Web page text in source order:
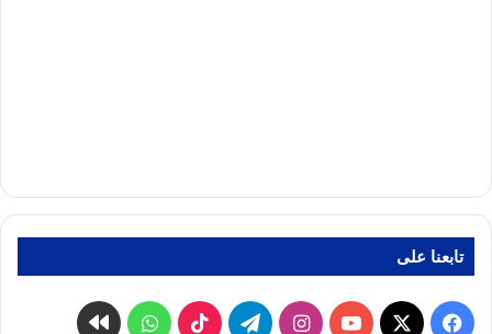
تابعنا على
فيسبوك
‫X
‫YouTubeانستقرامتيلقرام ‫TikTokواتسابكواى